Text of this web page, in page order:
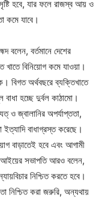
হবে, যার ফলে রাজস্ব আয় ও
কমে যাবে।
বলেন, বর্তমানে দেশের
বিনিয়োগ কমে যাওয়া।
বিগত অর্থবছরে ব্যক্তিখাতে
হচ্ছে দুর্বল কাঠামো।
ও জ্বালানির অপর্যাপ্ততা,
বাধাগ্রস্ত করেছে।
বাড়াতেই হবে এবং আগামী
সভাপতি আরও বলেন,
নিশ্চিত করতে হবে।
নিশ্চিত করা জরুরি, অন্যথায়